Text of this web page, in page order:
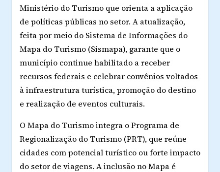
Ministério do Turismo que orienta a aplicação
de políticas públicas no setor. A atualização,
feita por meio do Sistema de Informações do
Mapa do Turismo (Sismapa), garante que o
município continue habilitado a receber
recursos federais e celebrar convênios voltados
à infraestrutura turística, promoção do destino
e realização de eventos culturais.
O Mapa do Turismo integra o Programa de
Regionalização do Turismo (PRT), que reúne
cidades com potencial turístico ou forte impacto
do setor de viagens. A inclusão no Mapa é